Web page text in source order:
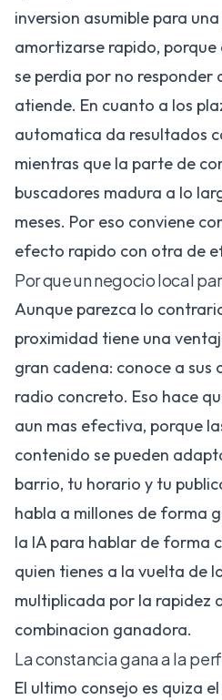
inversion asumible para
amortizarse rapido,
se perdia por no responder
atiende. En cuanto a los
automatica da resultados
mientras que la parte de
buscadores madura a lo
meses. Por eso conviene
efecto rapido con otra de
Por que un negocio local
Aunque parezca lo
proximidad tiene una
gran cadena: conoce a sus
radio concreto. Eso hace
aun mas efectiva, porque
contenido se pueden
barrio, tu horario y tu
habla a millones de forma
la IA para hablar de forma
quien tienes a la vuelta de
multiplicada por la rapidez
combinacion ganadora.
La constancia gana a la
El ultimo consejo es quiza